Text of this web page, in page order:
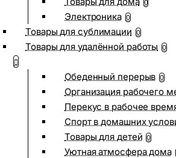
0
Электроника 0
Товары для сублимации 0
Товары для удалённой работы 0
Обеденный перерыв 0
Организация рабочего
Перекус в рабочее
Спорт в домашних
Товары для детей 0
Уютная атмосфера дома